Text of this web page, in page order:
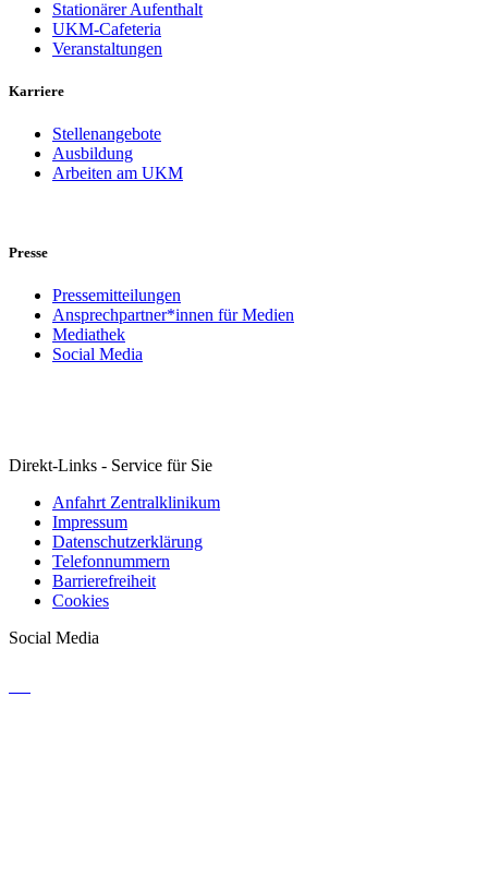
Stationärer Aufenthalt
UKM-Cafeteria
Veranstaltungen
Karriere
Stellenangebote
Ausbildung
Arbeiten am UKM
Presse
Pressemitteilungen
Ansprechpartner*innen für Medien
Mediathek
Social Media
Direkt-Links - Service für Sie
Anfahrt Zentralklinikum
Impressum
Datenschutzerklärung
Telefonnummern
Barrierefreiheit
Cookies
Social Media